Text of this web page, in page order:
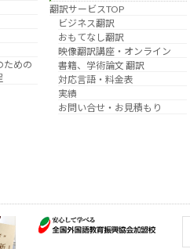
ための
翻訳サービスTOP
ビジネス翻訳
おもてなし翻訳
映像翻訳講座・オンライン
書籍、学術論文 翻訳
対応言語・料金表
実績
お問い合せ・お見積もり